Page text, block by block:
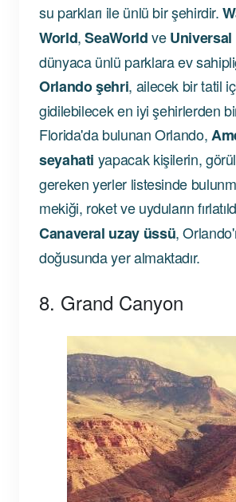
su parkları ile ünlü bir şehirdir.
World,SeaWorldve
dünyaca ünlü parklara ev
Orlando şehri, ailecek bir tatil
gidilebilecek en iyi şehirlerden
Florida'da bulunan Orlando,
seyahati yapacak kişilerin,
gereken yerler listesinde
mekiği, roket ve uyduların
Canaveral uzay üssü,
doğusunda yer almaktadır.
8. Grand Canyon